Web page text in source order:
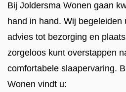
Bij Joldersma Wonen gaan
hand in hand. Wij begeleiden
advies tot bezorging en
zorgeloos kunt overstappen
comfortabele slaapervaring.
Wonen vindt u: